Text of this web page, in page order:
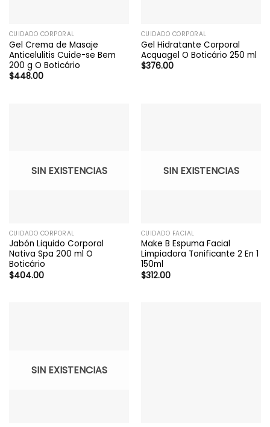
CUIDADO CORPORAL
Gel Crema de Masaje
Anticelulitis Cuide-se Bem
200 g O Boticário
$448.00
CUIDADO CORPORAL
Gel Hidratante Corporal
Acquagel O Boticário 250 ml
$376.00
SIN EXISTENCIAS
CUIDADO CORPORAL
Jabón Liquido Corporal
Nativa Spa 200 ml O
Boticário
$404.00
SIN EXISTENCIAS
CUIDADO FACIAL
Make B Espuma Facial
Limpiadora Tonificante 2 En 1
150ml
$312.00
SIN EXISTENCIAS